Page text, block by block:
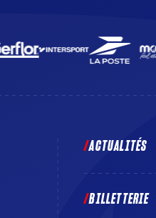
ACTUALITÉS
BILLETTERIE